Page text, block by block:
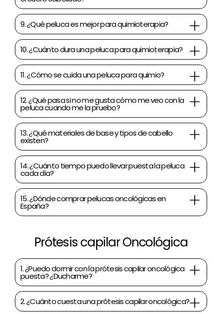
9. ¿Qué peluca es mejor para quimioterapia?
10. ¿Cuánto dura una peluca para quimioterapia?
11. ¿Cómo se cuida una peluca para quimio?
12. ¿Qué pasa si no me gusta cómo me veo con la
peluca cuando me la pruebo?
13. ¿Qué materiales de base y tipos de cabello
existen?
14. ¿Cuánto tiempo puedo llevar puesta la peluca
cada día?
15. ¿Dónde comprar pelucas oncológicas en
España?
Prótesis capilar Oncológica
1. ¿Puedo dormir con la prótesis capilar oncológica
puesta? ¿Ducharme?
2. ¿Cuánto cuesta una prótesis capilar oncológica?